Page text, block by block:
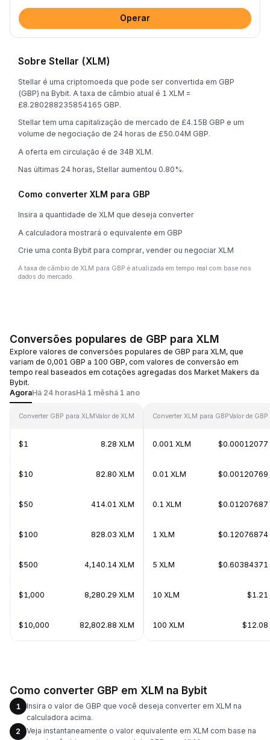
Operar
Sobre Stellar (XLM)
Stellar é uma criptomoeda que pode ser convertida em GBP
(GBP) na Bybit. A taxa de câmbio atual é 1 XLM =
£8.280288235854165 GBP.
Stellar tem uma capitalização de mercado de £4.15B GBP e um
volume de negociação de 24 horas de £50.04M GBP.
A oferta em circulação é de 34B XLM.
Nas últimas 24 horas, Stellar aumentou 0.80%.
Como converter XLM para GBP
Insira a quantidade de XLM que deseja converter
A calculadora mostrará o equivalente em GBP
Crie uma conta Bybit para comprar, vender ou negociar XLM
A taxa de câmbio de XLM para GBP é atualizada em tempo real com base nos
dados do mercado.
Conversões populares de GBP para XLM
Explore valores de conversões populares de GBP para XLM, que
variam de 0,001 GBP a 100 GBP, com valores de conversão em
tempo real baseados em cotações agregadas dos Market Makers da
Bybit.
AgoraHá 24 horasHá 1 mêshá 1 ano
Converter GBP para XLMValor de XLM
$1 8.28 XLM
$10 82.80 XLM
$50 414.01 XLM
$100 828.03 XLM
$500 4,140.14 XLM
$1,000 8,280.29 XLM
$10,000 82,802.88 XLM
Converter XLM para GBPValor de GBP
0.001 XLM $0.00012077
0.01 XLM $0.00120769
0.1 XLM $0.01207687
1 XLM $0.12076874
5 XLM $0.60384371
10 XLM $1.21
100 XLM $12.08
Como converter GBP em XLM na Bybit
1
Insira o valor de GBP que você deseja converter em XLM na
calculadora acima.
2
Veja instantaneamente o valor equivalente em XLM com base na